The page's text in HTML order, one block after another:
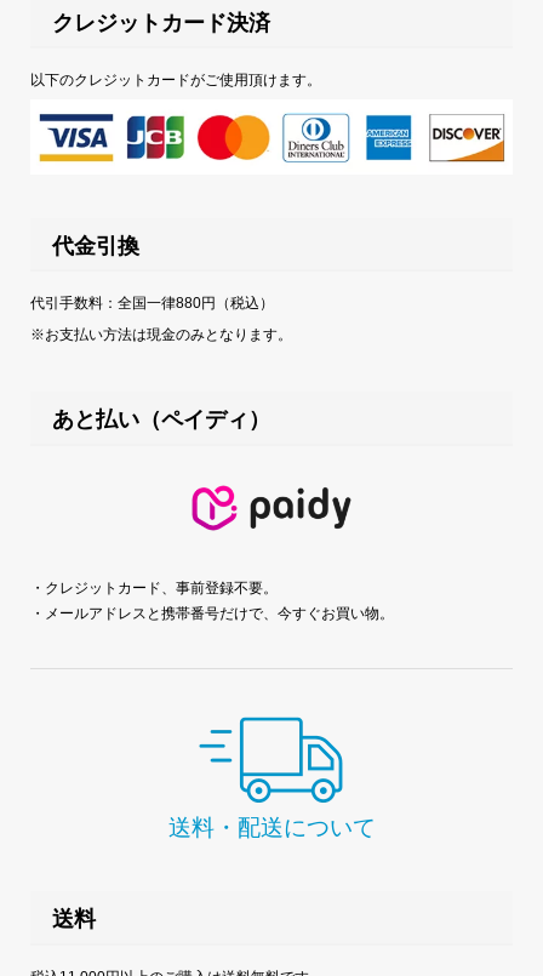
クレジットカード決済
以下のクレジットカードがご使用頂けます。
代金引換
代引手数料：全国一律880円（税込）
※お支払い方法は現金のみとなります。
あと払い（ペイディ）
・クレジットカード、事前登録不要。
・メールアドレスと携帯番号だけで、今すぐお買い物。
送料・配送について
送料